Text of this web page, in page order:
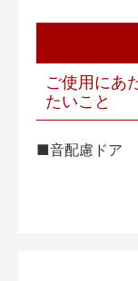
ご使用にあ
たいこと
■音配慮ドア